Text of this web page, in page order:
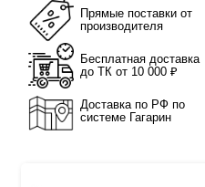
Прямые поставки от
производителя
Бесплатная доставка
до ТК от 10 000 ₽
Доставка по РФ по
системе Гагарин